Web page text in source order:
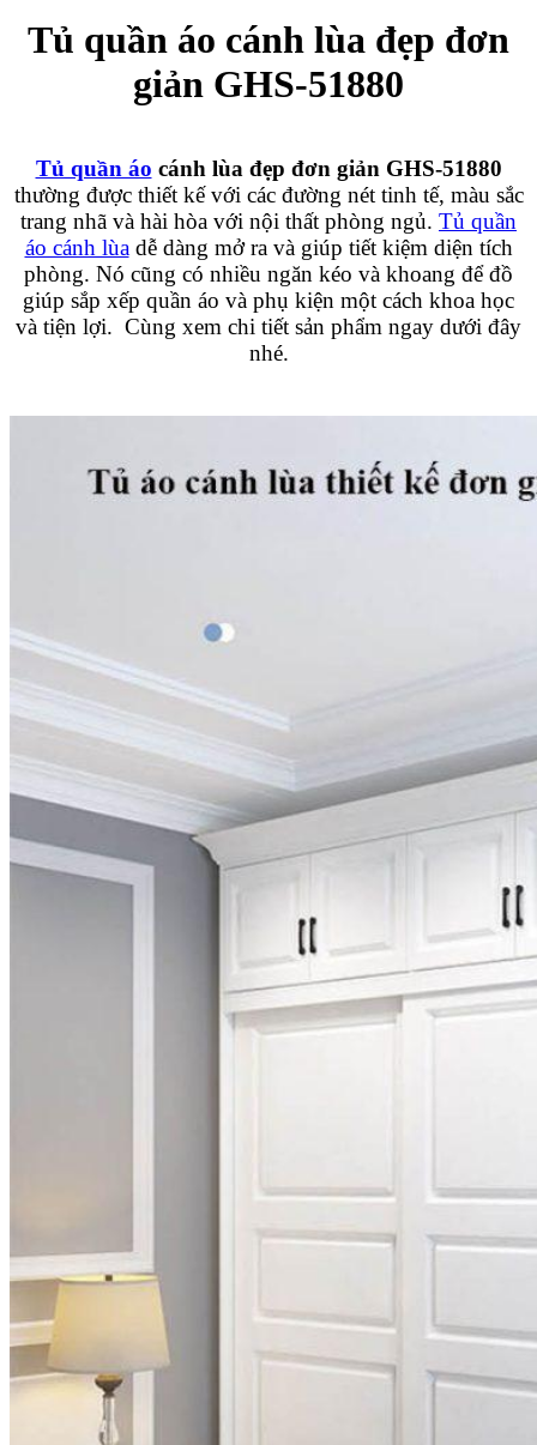
Tủ quần áo cánh lùa đẹp đơn
giản GHS-51880
Tủ quần áo cánh lùa đẹp đơn giản GHS-51880
thường được thiết kế với các đường nét tinh tế, màu sắc
trang nhã và hài hòa với nội thất phòng ngủ. Tủ quần
áo cánh lùadễ dàng mở ra và giúp tiết kiệm diện tích
phòng. Nó cũng có nhiều ngăn kéo và khoang để đồ
giúp sắp xếp quần áo và phụ kiện một cách khoa học
và tiện lợi. Cùng xem chi tiết sản phẩm ngay dưới đây
nhé.